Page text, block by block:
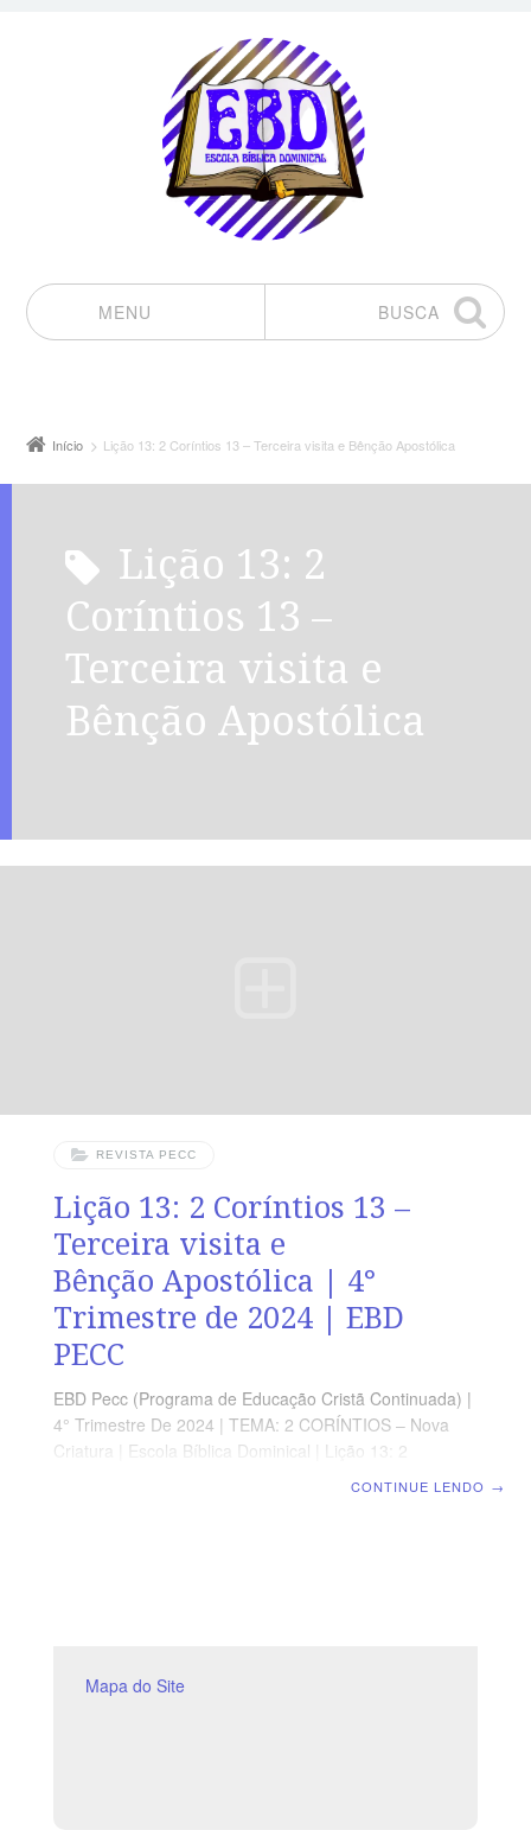
MENU
BUSCA
Início Lição 13: 2 Coríntios 13 – Terceira visita e Bênção Apostólica
Lição 13: 2
Coríntios 13 –
Terceira visita e
Bênção Apostólica
REVISTA PECC
Lição 13: 2 Coríntios 13 –
Terceira visita e
Bênção Apostólica | 4°
Trimestre de 2024 | EBD
PECC
EBD Pecc (Programa de Educação Cristã Continuada) |
4° Trimestre De 2024 | TEMA: 2 CORÍNTIOS – Nova
Criatura | Escola Bíblica Dominical | Lição 13: 2
CONTINUE LENDO →
Mapa do Site